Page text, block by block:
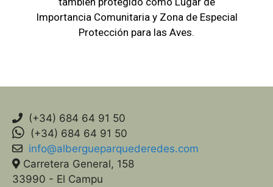
Importancia Comunitaria y Zona de Especial
Protección para las Aves.
(+34) 684 64 91 50
(+34) 684 64 91 50
info@albergueparquederedes.com
Carretera General, 158
33990 - El Campu